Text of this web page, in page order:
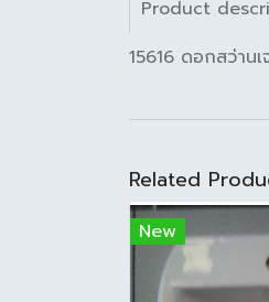
Product
15616 ดอกสว่าน
Related
New